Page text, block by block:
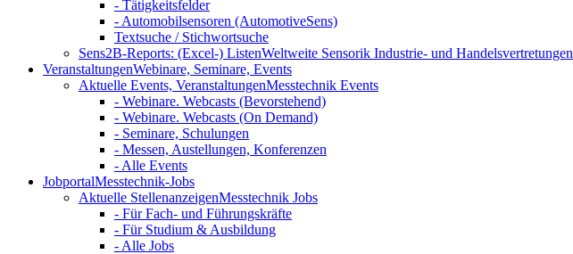
- Tätigkeitsfelder
- Automobilsensoren (AutomotiveSens)
Textsuche / Stichwortsuche
Sens2B-Reports: (Excel-) ListenWeltweite Sensorik Industrie- und Handelsvertretungen
VeranstaltungenWebinare, Seminare, Events
Aktuelle Events, VeranstaltungenMesstechnik Events
- Webinare. Webcasts (Bevorstehend)
- Webinare. Webcasts (On Demand)
- Seminare, Schulungen
- Messen, Austellungen, Konferenzen
- Alle Events
JobportalMesstechnik-Jobs
Aktuelle StellenanzeigenMesstechnik Jobs
- Für Fach- und Führungskräfte
- Für Studium & Ausbildung
- Alle Jobs